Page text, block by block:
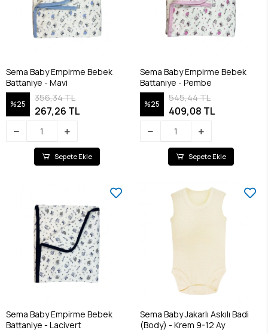
Sema Baby Empirme Bebek
Battaniye - Mavi
%25
356,34 TL
267,26 TL
Sepete Ekle
Sema Baby Empirme Bebek
Battaniye - Pembe
%25
545,44 TL
409,08 TL
Sepete Ekle
Sema Baby Empirme Bebek
Battaniye - Lacivert
Sema Baby Jakarlı Askılı Badi
(Body) - Krem 9-12 Ay